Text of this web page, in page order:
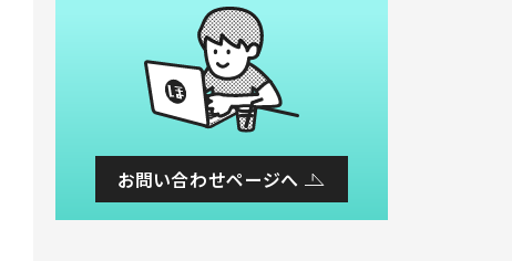
お問い合わせページへ